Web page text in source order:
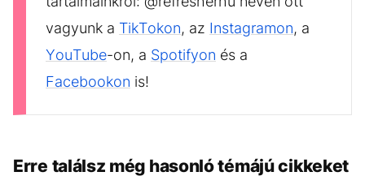
vagyunk a TikTokon, az Instagramon, a
YouTube-on, a Spotifyon és a
Facebookon is!
Erre találsz még hasonló témájú cikkeket